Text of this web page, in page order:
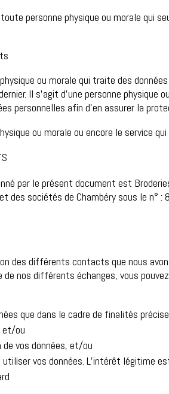
personne physique ou morale qui
ou morale qui traite des
Il s’agit d’une personne
personnelles afin d’en assurer la
ou morale ou encore le service
par le présent document est
des sociétés de Chambéry sous le
des différents contacts que nous
de nos différents échanges, vous
que dans le cadre de finalités
et/ou
vos données, et/ou
vos données. L’intérêt légitime